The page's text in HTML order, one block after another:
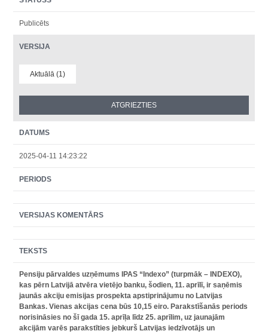
Publicēts
VERSIJA
Aktuālā (1)
DATUMS
2025-04-11 14:23:22
PERIODS
VERSIJAS KOMENTĀRS
TEKSTS
Pensiju pārvaldes uzņēmums IPAS “Indexo” (turpmāk – INDEXO),
kas pērn Latvijā atvēra vietējo banku, šodien, 11. aprīlī, ir saņēmis
jaunās akciju emisijas prospekta apstiprinājumu no Latvijas
Bankas. Vienas akcijas cena būs 10,15 eiro. Parakstīšanās periods
norisināsies no šī gada 15. aprīļa līdz 25. aprīlim, uz jaunajām
akcijām varēs parakstīties jebkurš Latvijas iedzīvotājs un